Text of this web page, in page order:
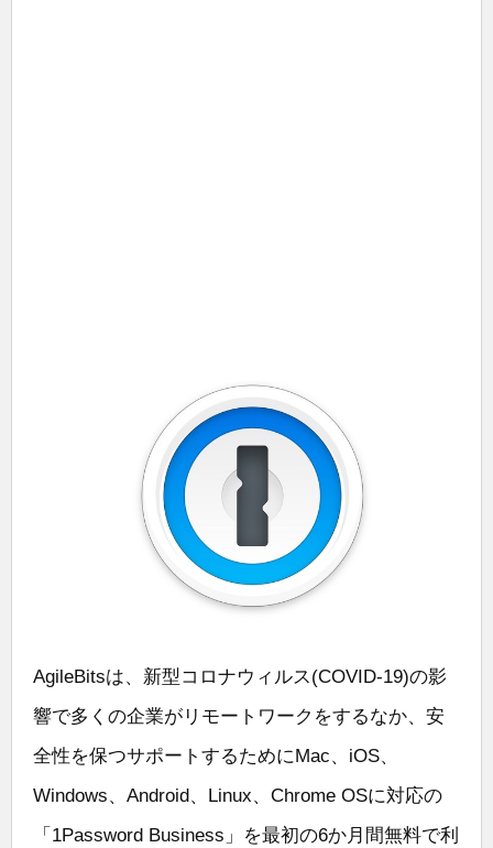
AgileBitsは、新型コロナウィルス(COVID-19)の影
響で多くの企業がリモートワークをするなか、安
全性を保つサポートするためにMac、iOS、
Windows、Android、Linux、Chrome OSに対応の
「1Password Business」を最初の6か月間無料で利